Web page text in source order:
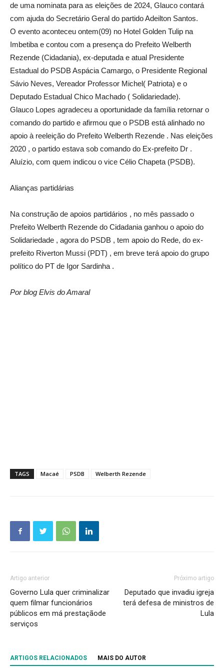
de uma nominata para as eleições de 2024, Glauco contará
com ajuda do Secretário Geral do partido Adeilton Santos.
O evento aconteceu ontem(09) no Hotel Golden Tulip na
Imbetiba e contou com a presença do Prefeito Welberth
Rezende (Cidadania), ex-deputada e atual Presidente
Estadual do PSDB Aspácia Camargo, o Presidente Regional
Sávio Neves, Vereador Professor Michel( Patriota) e o
Deputado Estadual Chico Machado ( Solidariedade).
Glauco Lopes agradeceu a oportunidade da família retornar o
comando do partido e afirmou que o PSDB está alinhado no
apoio à reeleição do Prefeito Welberth Rezende . Nas eleições
2020 , o partido estava sob comando do Ex-prefeito Dr .
Aluízio, com quem indicou o vice Célio Chapeta (PSDB).
Alianças partidárias
Na construção de apoios partidários , no mês passado o
Prefeito Welberth Rezende do Cidadania ganhou o apoio do
Solidariedade , agora do PSDB , tem apoio do Rede, do ex-
prefeito Riverton Mussi (PDT) , em breve terá apoio do grupo
político do PT de Igor Sardinha .
Por blog Elvis do Amaral
TAGS Macaé PSDB Welberth Rezende
Artigo anterior
Governo Lula quer criminalizar
quem filmar funcionários
públicos em má prestaçãode
serviços
Próximo artigo
Deputado que invadiu igreja
terá defesa de ministros de
Lula
ARTIGOS RELACIONADOS MAIS DO AUTOR